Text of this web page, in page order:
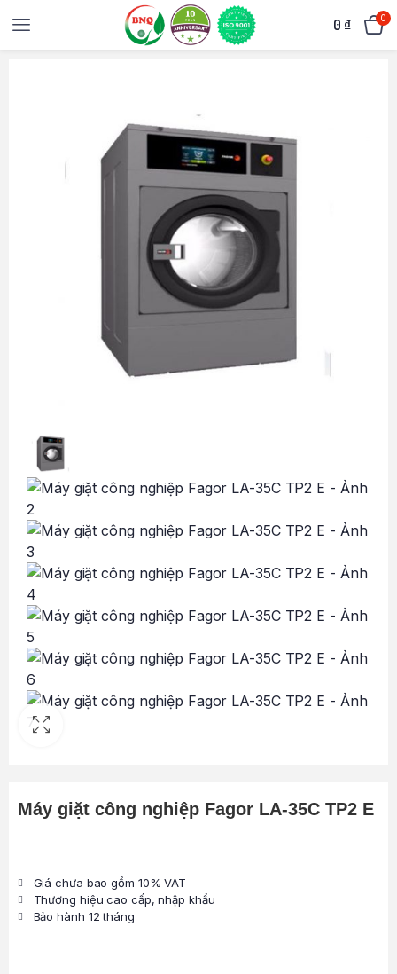
0 ₫ 0
Máy giặt công nghiệp Fagor LA-35C TP2 E
Giá chưa bao gồm 10% VAT
Thương hiệu cao cấp, nhập khẩu
Bảo hành 12 tháng